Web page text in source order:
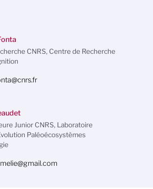
CNRS, Centre de Recherche
Junior CNRS, Laboratoire
Paléoécosystèmes